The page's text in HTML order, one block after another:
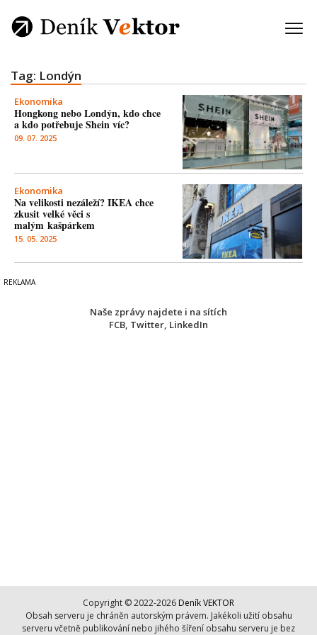
Tag: Londýn
Ekonomika
Hongkong nebo Londýn, kdo chce
a kdo potřebuje Shein víc?
09. 07. 2025
Ekonomika
Na velikosti nezáleží? IKEA chce
zkusit velké věci s
malým kašpárkem
15. 05. 2025
Naše zprávy najdete i na sítích
FCB, Twitter, LinkedIn
Copyright © 2022-2026 Deník VEKTOR
Obsah serveru je chráněn autorským právem. Jakékoli užití obsahu
serveru včetně publikování nebo jihého šíření obsahu serveru je bez